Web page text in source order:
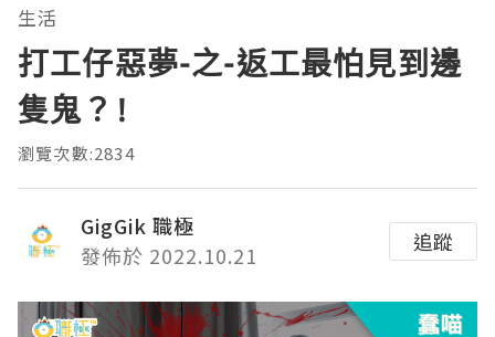
生活
打工仔惡夢-之-返工最怕見到邊
隻鬼？!
瀏覽次數:2834
GigGik 職極
發佈於 2022.10.21
追蹤